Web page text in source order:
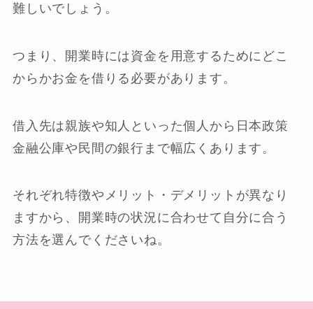
難しいでしょう。
つまり、開業時には資金を用意するためにどこ
からかお金を借りる必要があります。
借入先は親族や知人といった個人から日本政策
金融公庫や民間の銀行まで幅広くあります。
それぞれ特徴やメリット・デメリットが異なり
ますから、開業時の状況に合わせて自分に合う
方法を選んでくださいね。